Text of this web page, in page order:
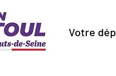
Votre